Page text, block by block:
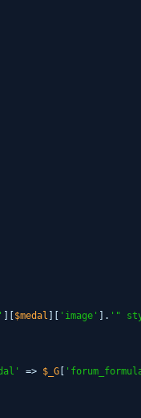
$medal 'image' ]. '"
=> $_G